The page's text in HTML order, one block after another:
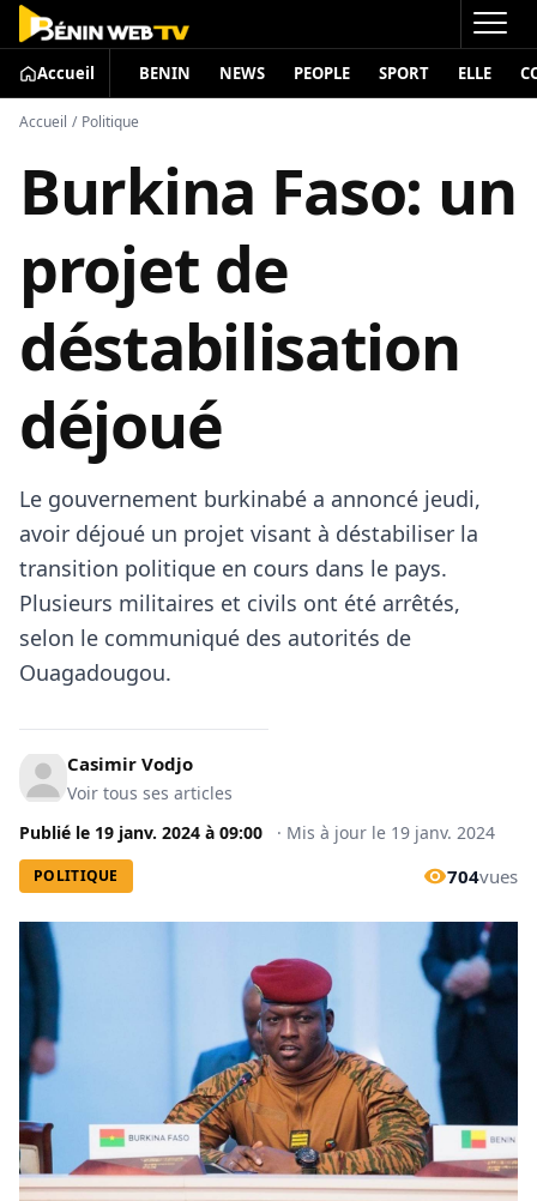
Accueil BENIN NEWS PEOPLE SPORT ELLE
Accueil / Politique
Burkina Faso: un
projet de
déstabilisation
déjoué
Le gouvernement burkinabé a annoncé jeudi,
avoir déjoué un projet visant à déstabiliser la
transition politique en cours dans le pays.
Plusieurs militaires et civils ont été arrêtés,
selon le communiqué des autorités de
Ouagadougou.
Casimir Vodjo
Voir tous ses articles
Publié le 19 janv. 2024 à 09:00 · Mis à jour le 19 janv. 2024
POLITIQUE 704vues